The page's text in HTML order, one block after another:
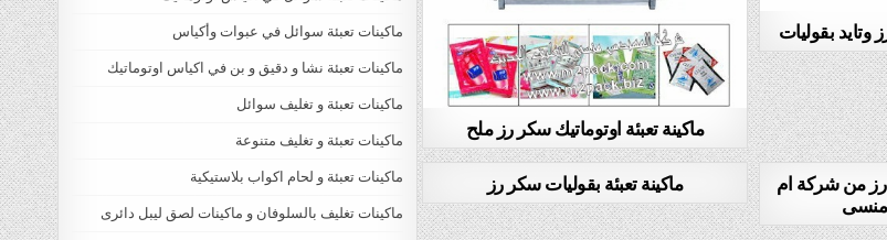
ماكينة تعبئة اوتوماتيك سكر رز ملح
وتايد بقوليات
ماكينة تعبئة بقوليات سكر رز
رز من شركة ام
منسى
ماكينات تعبئة سوائل في عبوات وأكياس
ماكينات تعبئة نشا و دقيق و بن في اكياس اوتوماتيك
ماكينات تعبئة و تغليف سوائل
ماكينات تعبئة و تغليف متنوعة
ماكينات تعبئة و لحام اكواب بلاستيكية
ماكينات تغليف بالسلوفان و ماكينات لصق ليبل دائرى